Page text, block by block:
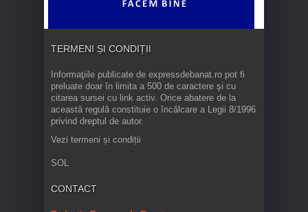
TERMENI ȘI CONDIȚII
Informaţiile publicate de expressdebanat.ro pot fi
preluate doar în limita a 500 de caractere şi cu
citarea sursei cu link activ. Orice abatere de la
această regulă constituie o încălcare a Legii 8/1996
privind dreptul de autor.
Vezi termeni și condiții
SOL
CONTACT